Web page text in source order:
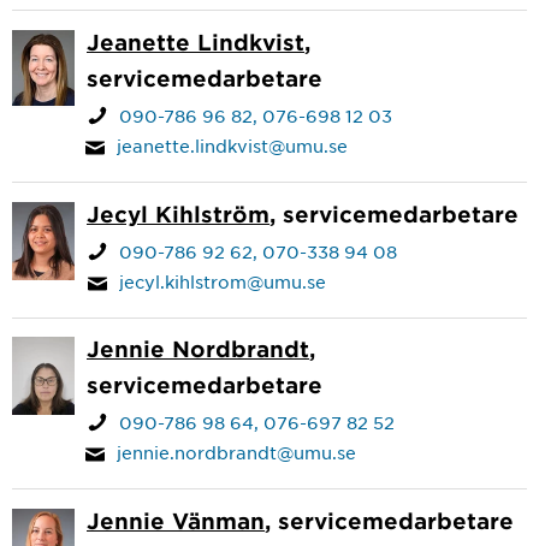
Jeanette Lindkvist,
servicemedarbetare
090-786 96 82 076-698 12 03
jeanette.lindkvist@umu.se
Jecyl Kihlström, servicemedarbetare
090-786 92 62 070-338 94 08
jecyl.kihlstrom@umu.se
Jennie Nordbrandt,
servicemedarbetare
090-786 98 64 076-697 82 52
jennie.nordbrandt@umu.se
Jennie Vänman, servicemedarbetare